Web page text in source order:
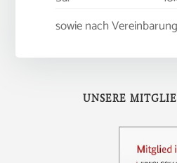
sowie nach Vereinbarung
UNSERE